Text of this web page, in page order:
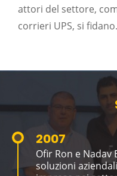
attori del settore,
corrieri UPS, si fidano.
2007
Ofir Ron e
soluzioni